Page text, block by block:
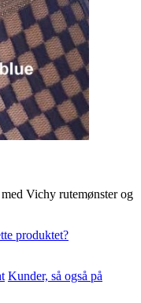
Vichy rutemønster og
produktet?
Kunder, så også på